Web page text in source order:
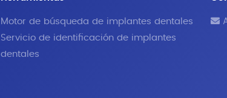
Motor de búsqueda de implantes dentales
Servicio de identificación de implantes
dentales